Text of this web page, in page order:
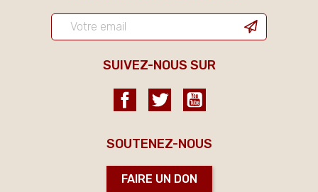
SUIVEZ-NOUS SUR
FacebookTwitter
SOUTENEZ-NOUS
FAIRE UN DON